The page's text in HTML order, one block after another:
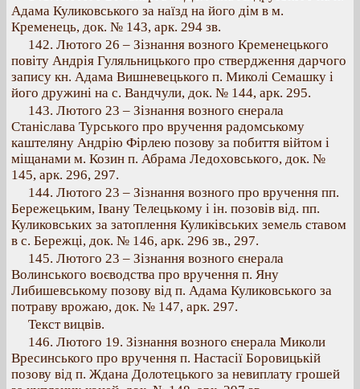
Адама Куликовського за наїзд на його дім в м.
Кременець, док. № 143, арк. 294 зв.
142. Лютого 26 – Зізнання возного Кременецького
повіту Андрія Гуляльницького про ствердження дарчого
запису кн. Адама Вишневецького п. Миколі Семашку і
його дружині на с. Вандчули, док. № 144, арк. 295.
143. Лютого 23 – Зізнання возного єнерала
Станіслава Турського про вручення радомському
каштеляну Андрію Фірлею позову за побиття війтом і
міщанами м. Козин п. Абрама Ледоховського, док. №
145, арк. 296, 297.
144. Лютого 23 – Зізнання возного про вручення пп.
Бережецьким, Івану Телецькому і ін. позовів від. пп.
Куликовських за затоплення Куликівських земель ставом
в с. Бережці, док. № 146, арк. 296 зв., 297.
145. Лютого 23 – Зізнання возного єнерала
Волинського воєводства про вручення п. Яну
Либишевському позову від п. Адама Куликовського за
потраву врожаю, док. № 147, арк. 297.
Текст вицвів.
146. Лютого 19. Зізнання возного єнерала Миколи
Вресинського про вручення п. Настасії Боровицькій
позову від п. Ждана Долотецького за невиплату грошей